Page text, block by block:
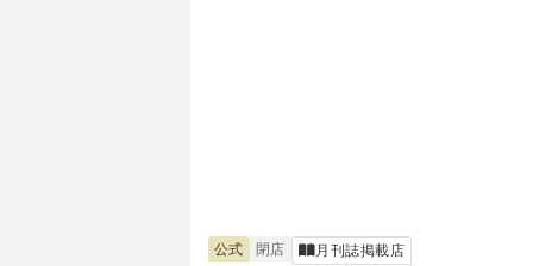
公式 閉店 月刊誌掲載店